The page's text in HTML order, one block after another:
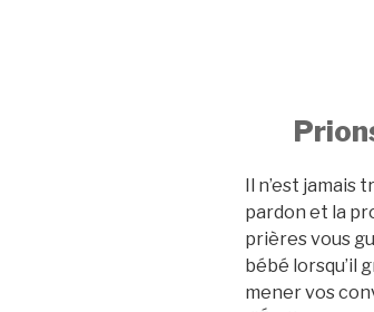
Il n’est
pardon et la
prières vous
bébé lorsqu’il
mener vos